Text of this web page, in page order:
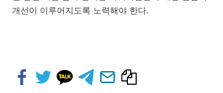
개선이 이루어지도록 노력해야 한다.